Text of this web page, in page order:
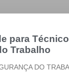
para
Trabalho
DO